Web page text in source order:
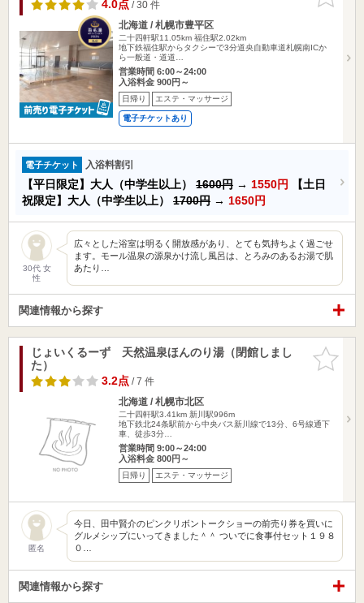
4.0点/ 30 件
北海道 / 札幌市豊平区
二十四軒駅11.05km 福住駅2.02km
地下鉄福住駅からタクシーで3分道央自動車道札幌南ICか
ら一般道・道道…
営業時間 6:00～24:00
入浴料金 900円～
日帰り エステ・マッサージ
電子チケットあり
電子チケット 入浴料割引
【平日限定】大人（中学生以上） 1600円 → 1550円
【土日
祝限定】大人（中学生以上） 1700円 → 1650円
30代 女
性
広々とした浴室は明るく開放感があり、とても気持ちよく過ごせ
ます。モール温泉の源泉かけ流し風呂は、とろみのあるお湯で肌
あたり…
関連情報から探す
お気に入
りに追加
じょいくるーず 天然温泉ほんのり湯（閉館しまし
た）
3.2点/ 7 件
北海道 / 札幌市北区
二十四軒駅3.41km 新川駅996m
地下鉄北24条駅前から中央バス新川線で13分、6号線通下
車、徒歩3分…
営業時間 9:00～24:00
入浴料金 800円～
日帰り エステ・マッサージ
匿名
今日、田中賢介のピンクリボントークショーの前売り券を買いに
グルメシップにいってきました＾＾ ついでに食事付セット１９８
０…
関連情報から探す